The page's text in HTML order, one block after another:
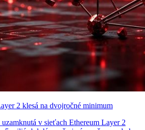
2 klesá na dvojročné minimum
v sieťach Ethereum Layer 2